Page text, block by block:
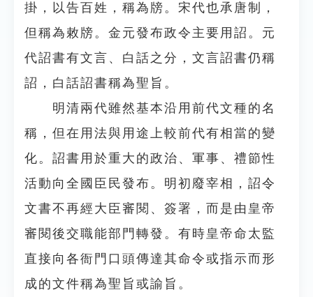
掛，以告百姓，稱為牓。宋代也承唐制，
但稱為敕牓。金元發布政令主要用詔。元
代詔書有文言、白話之分，文言詔書仍稱
詔，白話詔書稱為聖旨。
明清兩代雖然基本沿用前代文種的名
稱，但在用法與用途上較前代有相當的變
化。詔書用於重大的政治、軍事、禮節性
活動向全國臣民發布。明初廢宰相，詔令
文書不再經大臣審閱、簽署，而是由皇帝
審閱後交職能部門轉發。有時皇帝命太監
直接向各衙門口頭傳達其命令或指示而形
成的文件稱為聖旨或諭旨。